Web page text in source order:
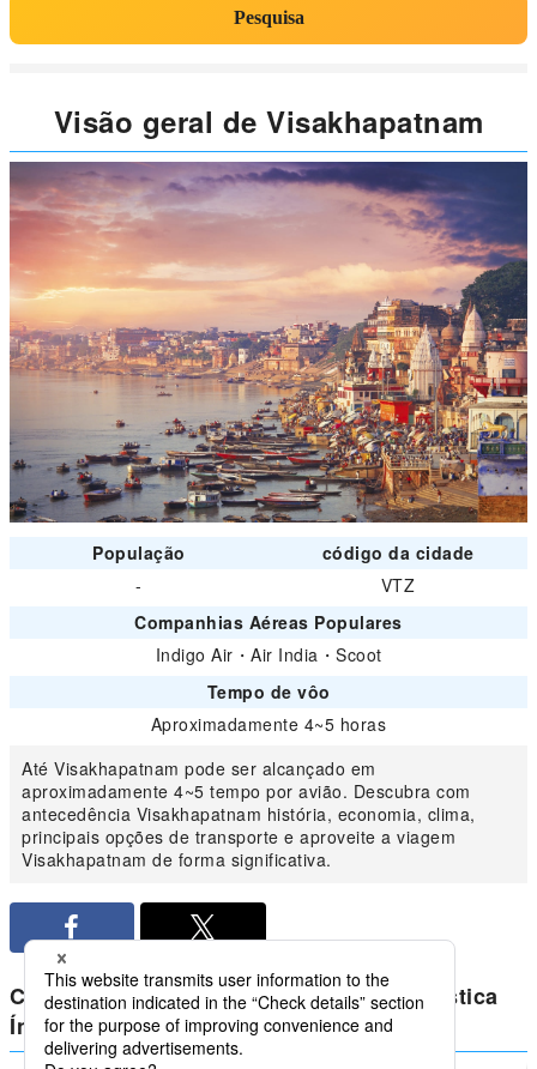
Pesquisa
Visão geral de Visakhapatnam
População
código da cidade
-
VTZ
Companhias Aéreas Populares
Indigo Air ・ Air India ・ Scoot
Tempo de vôo
Aproximadamente 4~5 horas
Até Visakhapatnam pode ser alcançado em
aproximadamente 4~5 tempo por avião. Descubra com
antecedência Visakhapatnam história, economia, clima,
principais opções de transporte e aproveite a viagem
Visakhapatnam de forma significativa.
Compare preços mais baixos para doméstica
Índia de Visakhapatnam